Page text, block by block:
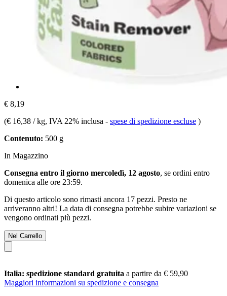
€ 8,19
(€ 16,38 / kg, IVA 22% inclusa - spese di spedizione escluse )
Contenuto: 500 g
In Magazzino
Consegna entro il giorno mercoledì, 12 agosto, se ordini entro
domenica alle ore 23:59.
Di questo articolo sono rimasti ancora 17 pezzi. Presto ne
arriveranno altri! La data di consegna potrebbe subire variazioni se
vengono ordinati più pezzi.
Nel Carrello
Italia: spedizione standard gratuita a partire da € 59,90
Maggiori informazioni su spedizione e consegna